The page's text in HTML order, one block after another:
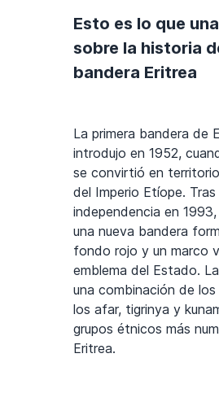
Esto es lo que
sobre la historia
bandera Eritrea
La primera bandera de
introdujo en 1952,
se convirtió en
del Imperio Etíope. Tras
independencia en
una nueva bandera
fondo rojo y un marco
emblema del Estado.
una combinación de
los afar, tigrinya y
grupos étnicos más
Eritrea.